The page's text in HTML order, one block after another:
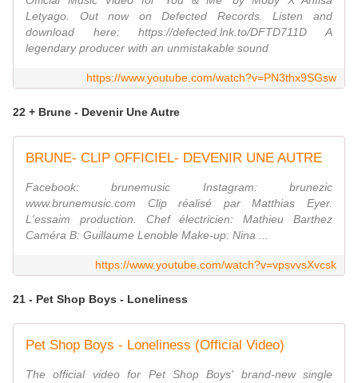
Letyago. Out now on Defected Records. Listen and
download here: https://defected.lnk.to/DFTD711D A
legendary producer with an unmistakable sound
https://www.youtube.com/watch?v=PN3thx9SGsw
22 + Brune - Devenir Une Autre
BRUNE- CLIP OFFICIEL- DEVENIR UNE AUTRE
Facebook: brunemusic Instagram: brunezic
www.brunemusic.com Clip réalisé par Matthias Eyer.
L'essaim production. Chef électricien: Mathieu Barthez
Caméra B: Guillaume Lenoble Make-up: Nina ...
https://www.youtube.com/watch?v=vpsvvsXvcsk
21 - Pet Shop Boys - Loneliness
Pet Shop Boys - Loneliness (Official Video)
The official video for Pet Shop Boys' brand-new single